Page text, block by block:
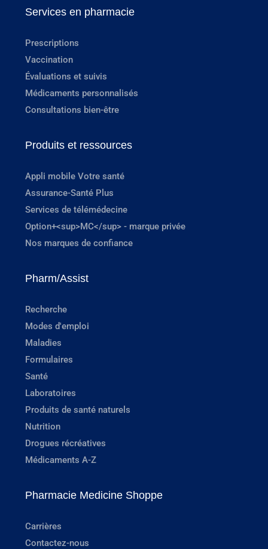
Services en pharmacie
Prescriptions
Vaccination
Évaluations et suivis
Médicaments personnalisés
Consultations bien-être
Produits et ressources
Appli mobile Votre santé
Assurance-Santé Plus
Services de télémédecine
Option+<sup>MC</sup> - marque privée
Nos marques de confiance
Pharm/Assist
Recherche
Modes d'emploi
Maladies
Formulaires
Santé
Laboratoires
Produits de santé naturels
Nutrition
Drogues récréatives
Médicaments A-Z
Pharmacie Medicine Shoppe
Carrières
Contactez-nous